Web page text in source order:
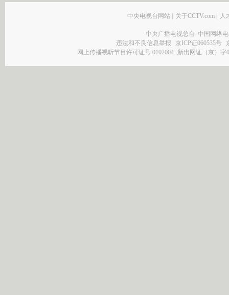
中央电视台网站 | 关于CCTV.com | 人
中央广播电视总台 中国网络
违法和不良信息举报
京ICP证060535号
网上传播视听节目许可证号 0102004 新出网证（京）